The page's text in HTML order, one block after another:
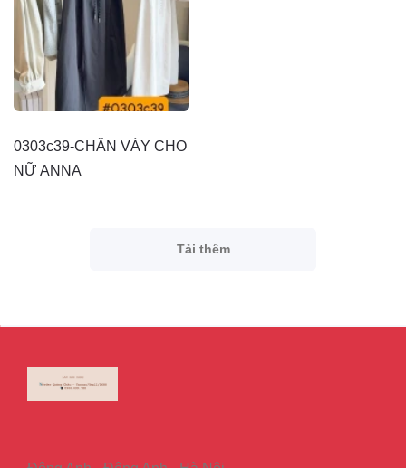
0303c39-CHÂN VÁY CHO
NỮ ANNA
Tải thêm